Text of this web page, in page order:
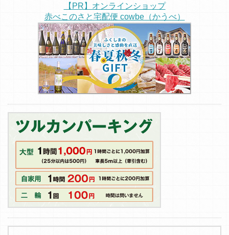
【PR】オンラインショップ
赤べこのさと宅配便 cowbe（かうべ）